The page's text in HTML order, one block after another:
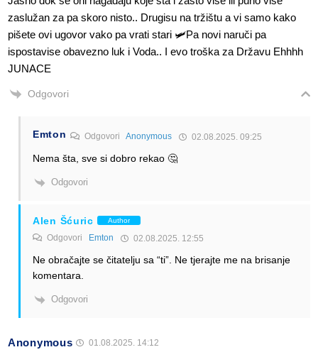
zaslužan za pa skoro nisto.. Drugisu na tržištu a vi samo kako
pišete ovi ugovor vako pa vrati stari 🛩️Pa novi naruči pa
ispostavise obavezno luk i Voda.. I evo troška za Državu Ehhhh
JUNACE
Odgovori
Emton Odgovori Anonymous 02.08.2025. 09:25
Nema šta, sve si dobro rekao 🤔
Odgovori
Alen Šćuric Author
Odgovori Emton 02.08.2025. 12:55
Ne obračajte se čitatelju sa “ti”. Ne tjerajte me na brisanje
komentara.
Odgovori
Anonymous 01.08.2025. 14:12